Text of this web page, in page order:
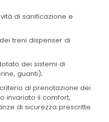
di sanificazione e
treni dispenser di
dei sistemi di
guanti);
di prenotazione dei
invariato il comfort,
di sicurezza prescritte